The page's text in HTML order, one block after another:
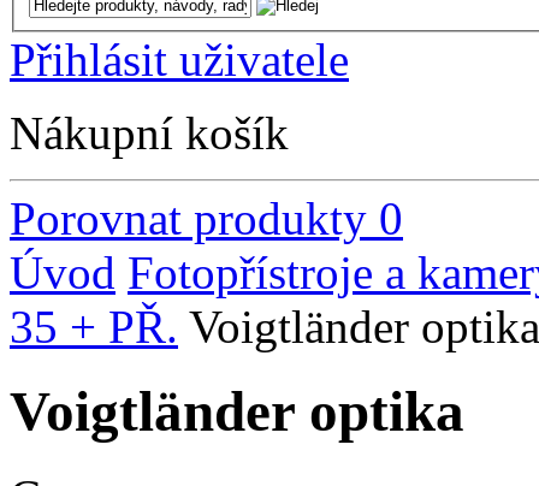
Přihlásit uživatele
Nákupní košík
Porovnat produkty 0
Úvod Fotopřístroje a
35 + PŘ. Voigtländer optika
Voigtländer optika